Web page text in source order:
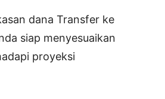
dana Transfer ke
siap menyesuaikan
proyeksi